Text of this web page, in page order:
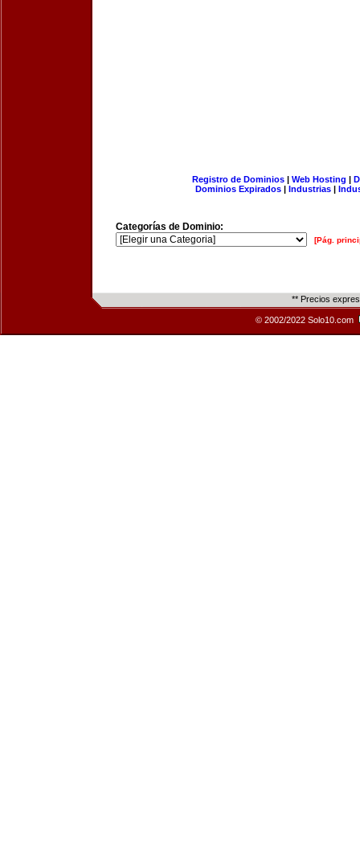
Registro de Dominios| Web Hosting |
Dominios Expirados | Industrias |
Categorías de Dominio:
[Pág.
** Precios
© 2002/2022 Solo10.com